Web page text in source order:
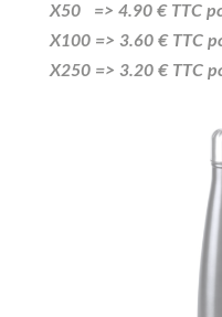
X50 => 4.90 € TTC
X100 => 3.60 € TTC
X250 => 3.20 € TTC